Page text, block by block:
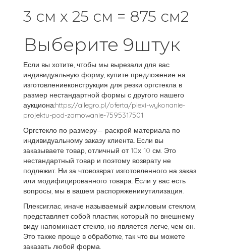
3 см x 25 см = 875 см2
Выберите 9штук
Если вы хотите, чтобы мы вырезали для вас
индивидуальную форму, купите предложение на
изготовлениеконструкция для резки оргстекла в
размер нестандартной формы с другого нашего
аукциона:https://allegro.pl/oferta/plexi-wykonanie-
projektu-pod-zamowanie-7595317501
Оргстекло по размеру— раскрой материала по
индивидуальному заказу клиента. Если вы
заказываете товар, отличный от 10х 10 см. Это
нестандартный товар и поэтому возврату не
подлежит. Ни за чтовозврат изготовленного на заказ
или модифицированного товара. Если у вас есть
вопросы, мы в вашем распоряженииутилизация.
Плексиглас, иначе называемый акриловым стеклом,
представляет собой пластик, который по внешнему
виду напоминает стекло, но является легче, чем он.
Это также проще в обработке, так что вы можете
заказать любой форма.